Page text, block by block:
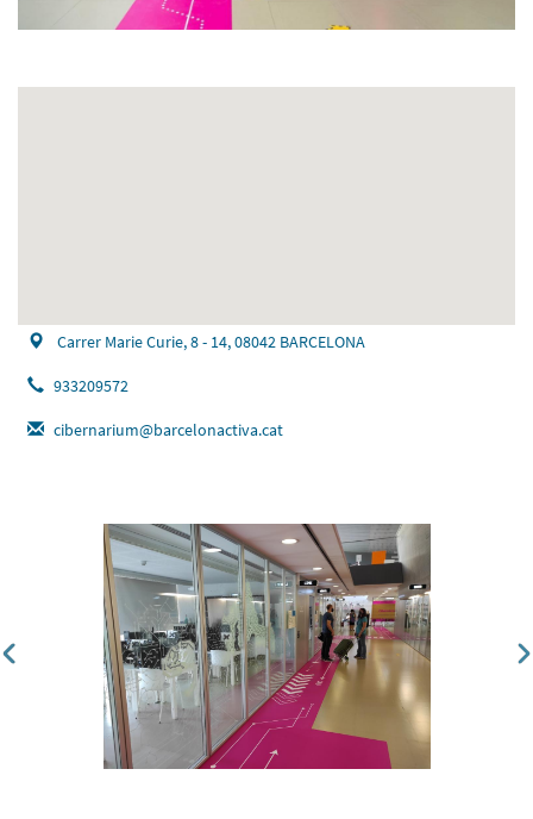
Carrer Marie Curie, 8 - 14, 08042 BARCELONA
933209572
cibernarium@barcelonactiva.cat